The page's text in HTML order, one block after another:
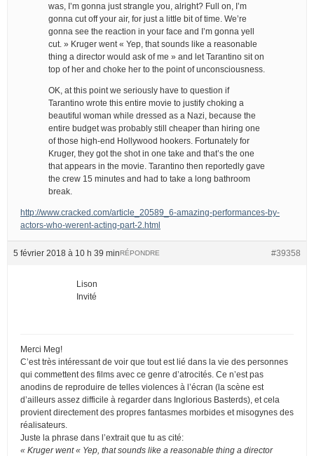
was, I’m gonna just strangle you, alright? Full on, I’m
gonna cut off your air, for just a little bit of time. We’re
gonna see the reaction in your face and I’m gonna yell
cut. » Kruger went « Yep, that sounds like a reasonable
thing a director would ask of me » and let Tarantino sit on
top of her and choke her to the point of unconsciousness.
OK, at this point we seriously have to question if
Tarantino wrote this entire movie to justify choking a
beautiful woman while dressed as a Nazi, because the
entire budget was probably still cheaper than hiring one
of those high-end Hollywood hookers. Fortunately for
Kruger, they got the shot in one take and that’s the one
that appears in the movie. Tarantino then reportedly gave
the crew 15 minutes and had to take a long bathroom
break.
http://www.cracked.com/article_20589_6-amazing-performances-by-
actors-who-werent-acting-part-2.html
5 février 2018 à 10 h 39 min #39358
RÉPONDRE
Lison
Invité
Merci Meg!
C’est très intéressant de voir que tout est lié dans la vie des personnes
qui commettent des films avec ce genre d’atrocités. Ce n’est pas
anodins de reproduire de telles violences à l’écran (la scène est
d’ailleurs assez difficile à regarder dans Inglorious Basterds), et cela
provient directement des propres fantasmes morbides et misogynes des
réalisateurs.
Juste la phrase dans l’extrait que tu as cité:
« Kruger went « Yep, that sounds like a reasonable thing a director